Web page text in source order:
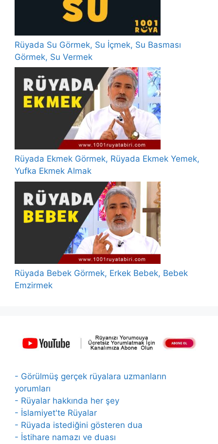
Rüyada Su Görmek, Su İçmek, Su Basması
Görmek, Su Vermek
Rüyada Ekmek Görmek, Rüyada Ekmek Yemek,
Yufka Ekmek Almak
Rüyada Bebek Görmek, Erkek Bebek, Bebek
Emzirmek
- Görülmüş gerçek rüyalara uzmanların
yorumları
- Rüyalar hakkında her şey
- İslamiyet'te Rüyalar
- Rüyada istediğini gösteren dua
- İstihare namazı ve duası